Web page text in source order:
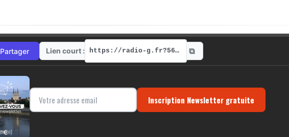
Partager Lien court : https://radio-g.fr?5603 ⧉
Inscription Newsletter gratuite